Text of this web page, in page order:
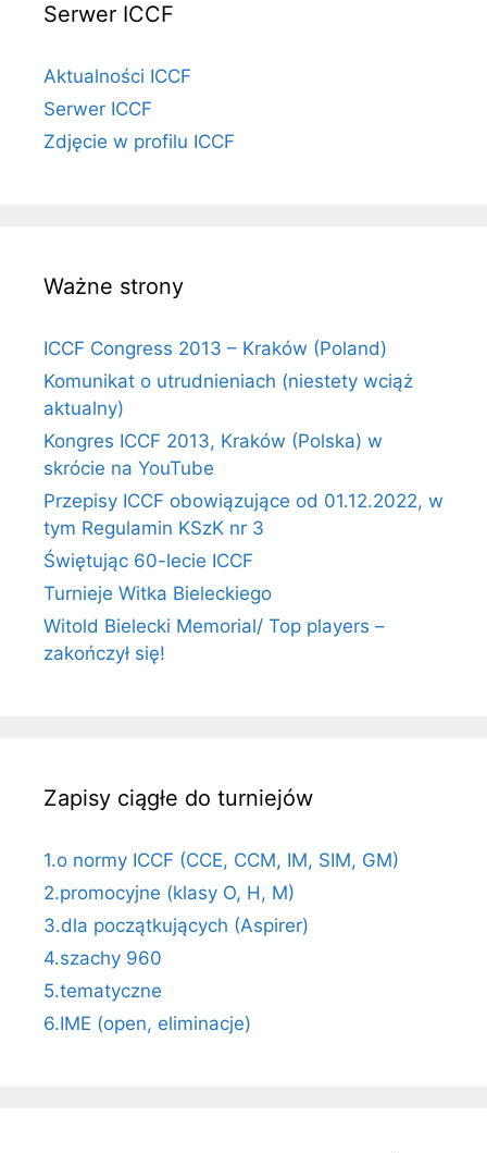
Serwer ICCF
Aktualności ICCF
Serwer ICCF
Zdjęcie w profilu ICCF
Ważne strony
ICCF Congress 2013 – Kraków (Poland)
Komunikat o utrudnieniach (niestety wciąż
aktualny)
Kongres ICCF 2013, Kraków (Polska) w
skrócie na YouTube
Przepisy ICCF obowiązujące od 01.12.2022, w
tym Regulamin KSzK nr 3
Świętując 60-lecie ICCF
Turnieje Witka Bieleckiego
Witold Bielecki Memorial/ Top players –
zakończył się!
Zapisy ciągłe do turniejów
1.o normy ICCF (CCE, CCM, IM, SIM, GM)
2.promocyjne (klasy O, H, M)
3.dla początkujących (Aspirer)
4.szachy 960
5.tematyczne
6.IME (open, eliminacje)